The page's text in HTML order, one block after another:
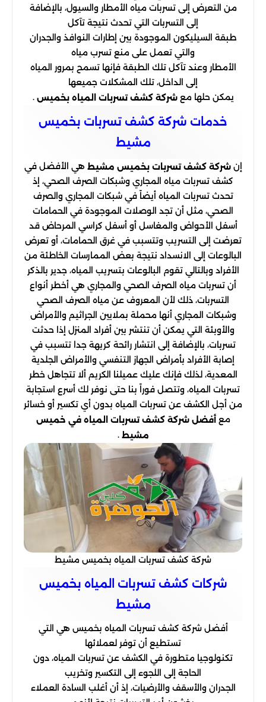
من التعرض إلى تسربات مياه الأمطار والسيول، بالإضافة
إلى التسربات التي تحدث نتيجة تآكل
طبقة السيليكون الموجودة بين إطارات النوافذ والجدران
والتي تعمل على منع تسرب مياه
الأمطار وعند تآكل تلك الطبقة فإنها تسمح بمرور المياه
إلى الداخل، تلك المشكلات جميعها
يمكن حلها معشركة كشف تسربات المياه بخميس .
خدمات شركة كشف تسربات بخميس
مشيط
إنشركة كشف تسربات بخميس مشيط هي الأفضل في
كشف تسربات مياه المجاري وشبكات الصرف الصحي، إذ
تحدث تسربات المياه أيضاً في شبكات المجاري والصرف
الصحي، مثل أن تجد الوصلات الموجودة في الحمامات
أسفل الأحواض والمغاسل أو أسفل كراسي المرحاض قد
تعرضت إلى التسريب وتتسبب في غرق الحمامات، أو تعرض
البالوعات إلى الانسداد نتيجة بعض الممارسات الخاطئة من
الأفراد وبالتالي تقوم البالوعات بتسريب المياه، جدير بالذكر
أن تسربات مياه الصرف الصحي والمجاري هي أخطر أنواع
التسربات، ذلك لأن المعروف عن مياه الصرف الصحي
وشبكات المجاري أنها محملة بملايين الجراثيم والأمراض
والأوبئة التي يمكن أن تنتشر بين أفراد المنزل إذا حدثت
تسربات، بالإضافة إلى انتشار رائحة كريهة جدا تتسبب في
إصابة الأفراد بأمراض الجهاز التنفسي والأمراض الجلدية
المعدية، لذلك فإنك عليك عميلنا الكريم ألا تتجاهل خطر
تسربات المياه، وتتصل فوراً بنا حتى نوفر لك أسرع استجابة
من أجل الكشف عن تسربات المياه بدون أي تكسير أو خسائر
معأفضل شركة كشف تسربات المياه في خميس
مشيط.
شركة كشف تسربات المياه بخميس مشيط
شركات كشف تسربات المياه بخميس
مشيط
أفضل شركة كشف تسربات المياه بخميس هي التي
تستطيع أن توفر لعملائها
تكنولوجيا متطورة في الكشف عن تسربات المياه، دون
الحاجة إلى اللجوء إلى التكسير وتخريب
الجدران والأسقف والأرضيات، إذ أن أغلب السادة العملاء